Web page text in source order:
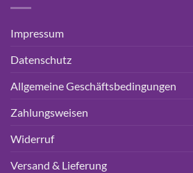
Impressum
Datenschutz
Allgemeine Geschäftsbedingungen
Zahlungsweisen
Widerruf
Versand & Lieferung